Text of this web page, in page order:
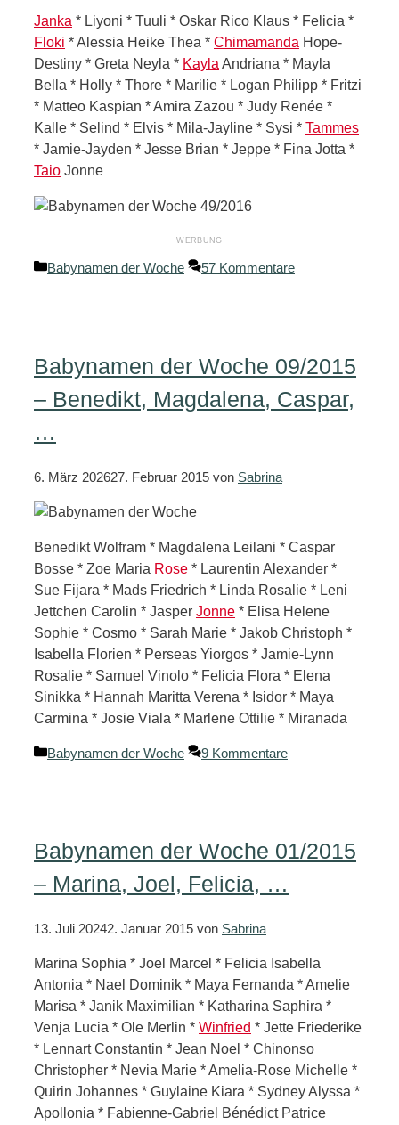
Janka * Liyoni * Tuuli * Oskar Rico Klaus * Felicia *
Floki * Alessia Heike Thea * Chimamanda Hope-
Destiny * Greta Neyla * Kayla Andriana * Mayla
Bella * Holly * Thore * Marilie * Logan Philipp * Fritzi
* Matteo Kaspian * Amira Zazou * Judy Renée *
Kalle * Selind * Elvis * Mila-Jayline * Sysi * Tammes
* Jamie-Jayden * Jesse Brian * Jeppe * Fina Jotta *
Taio Jonne
Kategorien
Babynamen der Woche 57 Kommentare
Babynamen der Woche 09/2015
– Benedikt, Magdalena, Caspar,
…
6. März 202627. Februar 2015 von Sabrina
Benedikt Wolfram * Magdalena Leilani * Caspar
Bosse * Zoe Maria Rose * Laurentin Alexander *
Sue Fijara * Mads Friedrich * Linda Rosalie * Leni
Jettchen Carolin * Jasper Jonne * Elisa Helene
Sophie * Cosmo * Sarah Marie * Jakob Christoph *
Isabella Florien * Perseas Yiorgos * Jamie-Lynn
Rosalie * Samuel Vinolo * Felicia Flora * Elena
Sinikka * Hannah Maritta Verena * Isidor * Maya
Carmina * Josie Viala * Marlene Ottilie * Miranada
Kategorien
Babynamen der Woche 9 Kommentare
Babynamen der Woche 01/2015
– Marina, Joel, Felicia, …
13. Juli 20242. Januar 2015 von Sabrina
Marina Sophia * Joel Marcel * Felicia Isabella
Antonia * Nael Dominik * Maya Fernanda * Amelie
Marisa * Janik Maximilian * Katharina Saphira *
Venja Lucia * Ole Merlin * Winfried * Jette Friederike
* Lennart Constantin * Jean Noel * Chinonso
Christopher * Nevia Marie * Amelia-Rose Michelle *
Quirin Johannes * Guylaine Kiara * Sydney Alyssa *
Apollonia * Fabienne-Gabriel Bénédict Patrice